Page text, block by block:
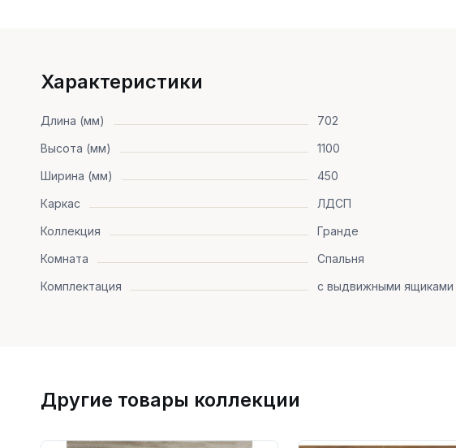
Характеристики
Длина (мм)
702
Высота (мм)
1100
Ширина (мм)
450
Каркас
ЛДСП
Коллекция
Гранде
Комната
Спальня
Комплектация
с выдвижными ящиками
Другие товары коллекции